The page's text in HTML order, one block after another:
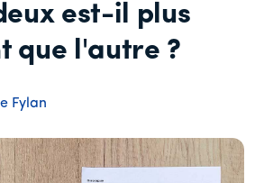
est-il plus
que l'autre ?
Fylan